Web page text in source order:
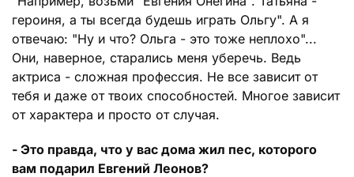
героиня, а ты всегда будешь играть Ольгу". А я
отвечаю: "Ну и что? Ольга - это тоже неплохо"...
Они, наверное, старались меня уберечь. Ведь
актриса - сложная профессия. Не все зависит от
тебя и даже от твоих способностей. Многое зависит
от характера и просто от случая.
- Это правда, что у вас дома жил пес, которого
вам подарил Евгений Леонов?